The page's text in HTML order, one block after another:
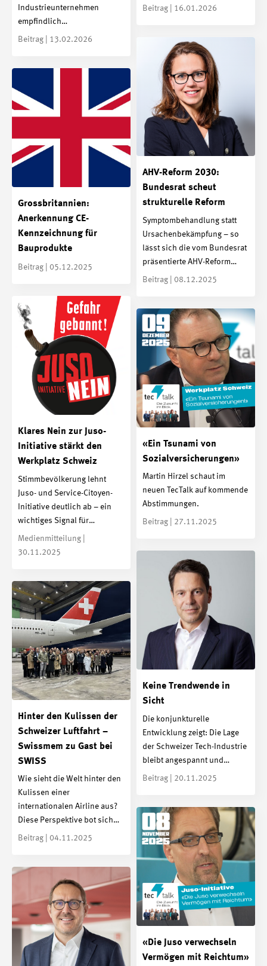
Industrieunternehmen
empfindlich…
Beitrag | 13.02.2026
Beitrag | 16.01.2026
AHV-Reform 2030:
Bundesrat scheut
strukturelle Reform
Symptombehandlung statt
Ursachenbekämpfung – so
lässt sich die vom Bundesrat
präsentierte AHV-Reform…
Beitrag | 08.12.2025
Grossbritannien:
Anerkennung CE-
Kennzeichnung für
Bauprodukte
Beitrag | 05.12.2025
Klares Nein zur Juso-
Initiative stärkt den
Werkplatz Schweiz
Stimmbevölkerung lehnt
Juso- und Service-Citoyen-
Initiative deutlich ab – ein
wichtiges Signal für…
Medienmitteilung |
30.11.2025
«Ein Tsunami von
Sozialversicherungen»
Martin Hirzel schaut im
neuen TecTalk auf kommende
Abstimmungen.
Beitrag | 27.11.2025
Keine Trendwende in
Sicht
Die konjunkturelle
Entwicklung zeigt: Die Lage
der Schweizer Tech-Industrie
bleibt angespannt und…
Beitrag | 20.11.2025
Hinter den Kulissen der
Schweizer Luftfahrt –
Swissmem zu Gast bei
SWISS
Wie sieht die Welt hinter den
Kulissen einer
internationalen Airline aus?
Diese Perspektive bot sich…
Beitrag | 04.11.2025
«Die Juso verwechseln
Vermögen mit Reichtum»